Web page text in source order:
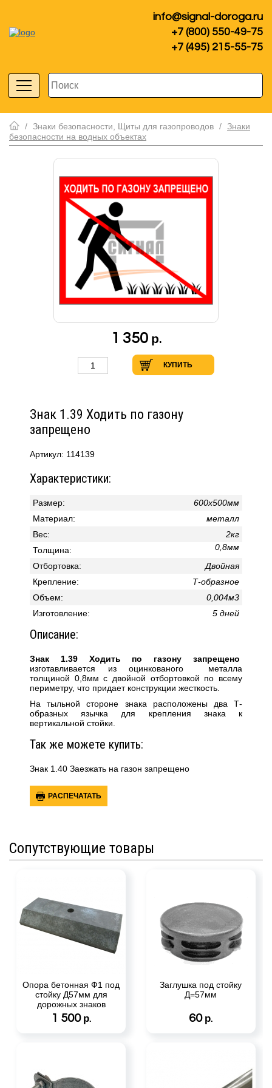
info@signal-doroga.ru
+7 (800) 550-49-75
+7 (495) 215-55-75
/ Знаки безопасности, Щиты для газопроводов / Знаки
безопасности на водных объектах
Знак 1.39 Ходить по газону
запрещено
Артикул: 114139
Характеристики:
Размер:
600х500мм
Материал:
металл
Вес:
2кг
Толщина:
0,8мм
Отбортовка:
Двойная
Крепление:
Т-образное
Объем:
0,004м3
Изготовление:
5 дней
Описание:
Знак 1.39 Ходить по газону запрещено
изготавливается из оцинкованого металла
толщиной 0,8мм с двойной отбортовкой по всему
периметру, что придает конструкции жесткость.
На тыльной стороне знака расположены два Т-
образных язычка для крепления знака к
вертикальной стойки.
Так же можете купить:
Знак 1.40 Заезжать на газон запрещено
РАСПЕЧАТАТЬ
1 350 р.
КУПИТЬ
Сопутствующие товары
Опора бетонная Ф1 под
стойку Д57мм для
дорожных знаков
1 500 р.
Заглушка под стойку
Д=57мм
60 р.